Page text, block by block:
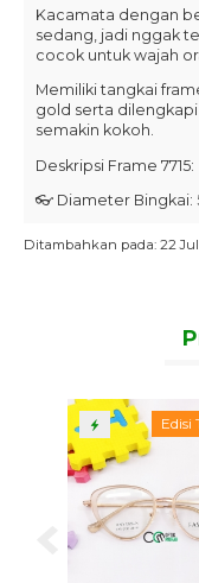
Kacamata dengan
sedang, jadi nggak
cocok untuk wajah
Memiliki tangkai
gold serta
semakin kokoh.
Deskripsi Frame 7715:
👓 Diameter Bingkai:
👓 Tinggi Bingkai: 4,6
👓 Panjang Tangkai :
Deskripsi Frame 7716:
👓 Diameter Bingkai:
👓 Diameter Lensa: 5
Ditambahkan pada: 22
Edisi